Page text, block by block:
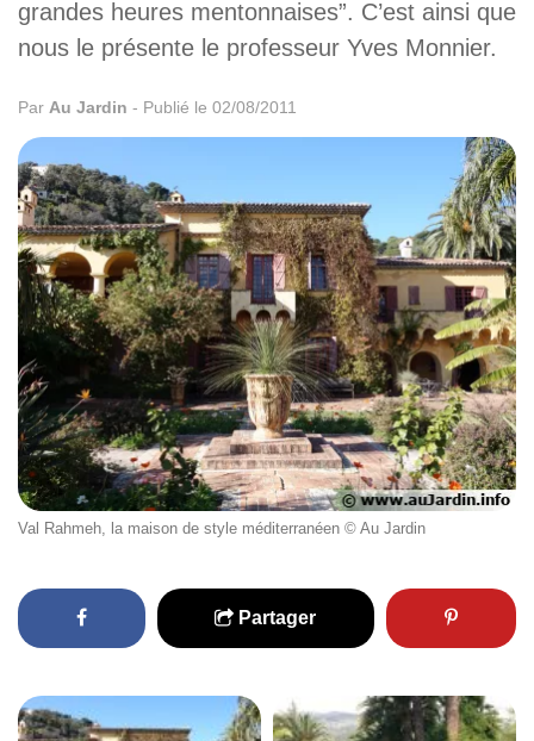
grandes heures mentonnaises”. C’est ainsi que
nous le présente le professeur Yves Monnier.
Par Au Jardin - Publié le 02/08/2011
Val Rahmeh, la maison de style méditerranéen © Au Jardin
Partager